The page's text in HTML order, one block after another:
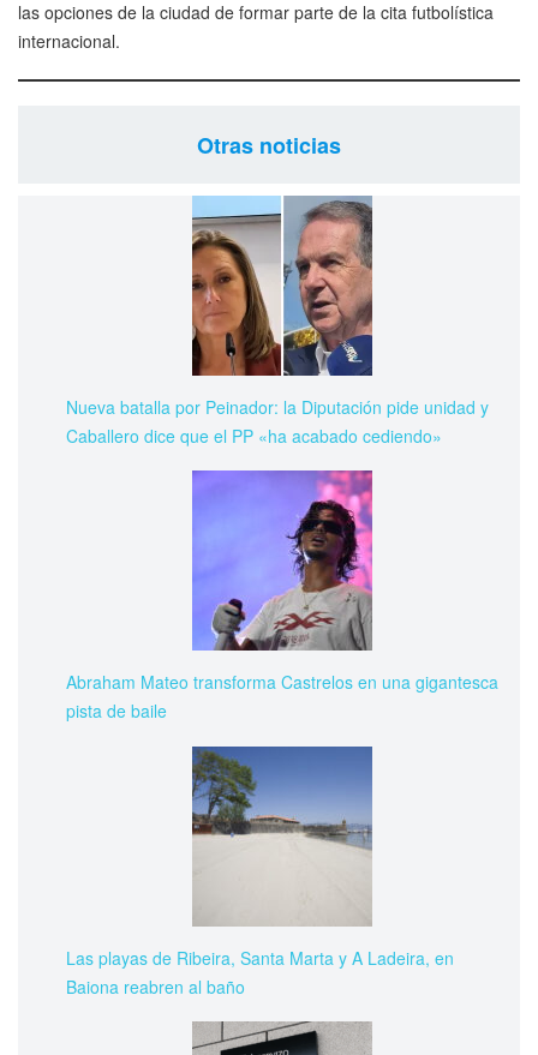
las opciones de la ciudad de formar parte de la cita futbolística
internacional.
Otras noticias
Nueva batalla por Peinador: la Diputación pide unidad y
Caballero dice que el PP «ha acabado cediendo»
Abraham Mateo transforma Castrelos en una gigantesca
pista de baile
Las playas de Ribeira, Santa Marta y A Ladeira, en
Baiona reabren al baño